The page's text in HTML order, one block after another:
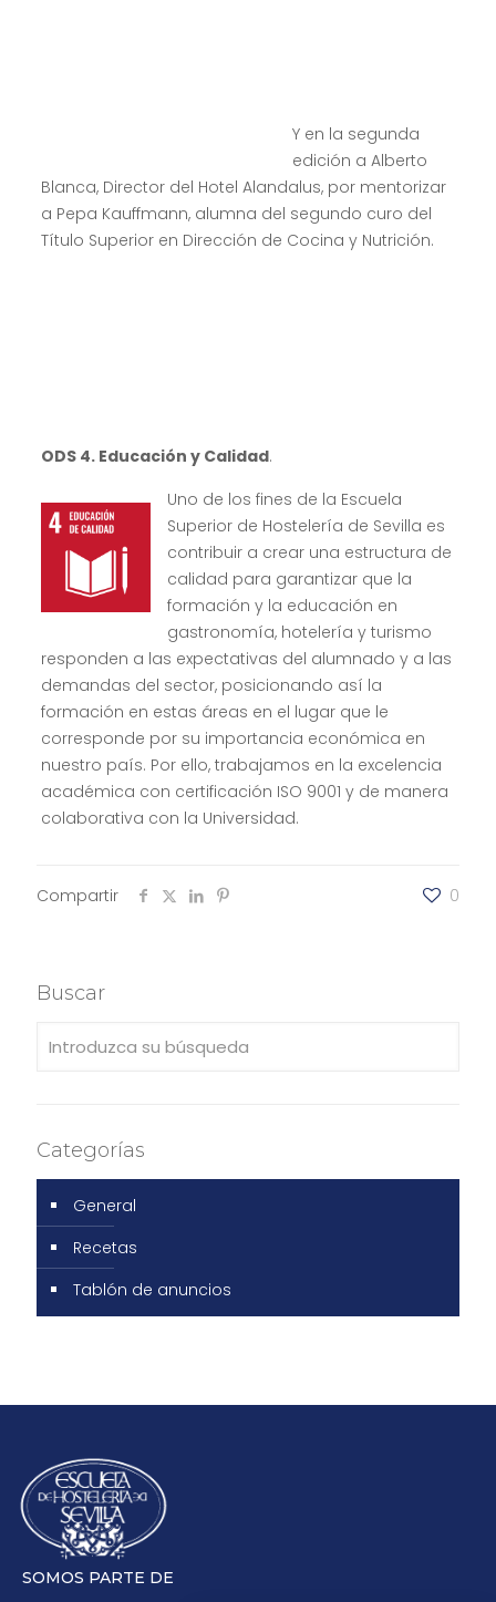
Y en la segunda
edición a Alberto
Blanca, Director del Hotel Alandalus, por mentorizar
a Pepa Kauffmann, alumna del segundo curo del
Título Superior en Dirección de Cocina y Nutrición.
ODS 4. Educación y Calidad.
Uno de los fines de la Escuela
Superior de Hostelería de Sevilla es
contribuir a crear una estructura de
calidad para garantizar que la
formación y la educación en
gastronomía, hotelería y turismo
responden a las expectativas del alumnado y a las
demandas del sector, posicionando así la
formación en estas áreas en el lugar que le
corresponde por su importancia económica en
nuestro país. Por ello, trabajamos en la excelencia
académica con certificación ISO 9001 y de manera
colaborativa con la Universidad.
Compartir 0
Buscar
Categorías
General
Recetas
Tablón de anuncios
SOMOS PARTE DE